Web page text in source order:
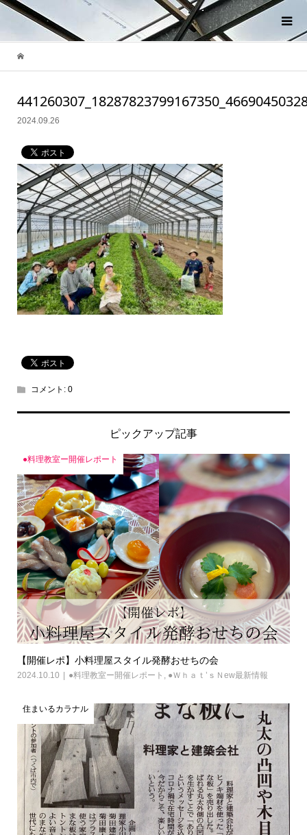
2024.09.26
コメント: 0
ピックアップ記事
●料理教室ー開催レポート
【開催レポ】小料理屋スタイル発酵おせちの会
2024.10.10 ●料理教室ー開催レポート , ●Ｗｈａｔ’ｓＮew最新情報
住まいるカラナル